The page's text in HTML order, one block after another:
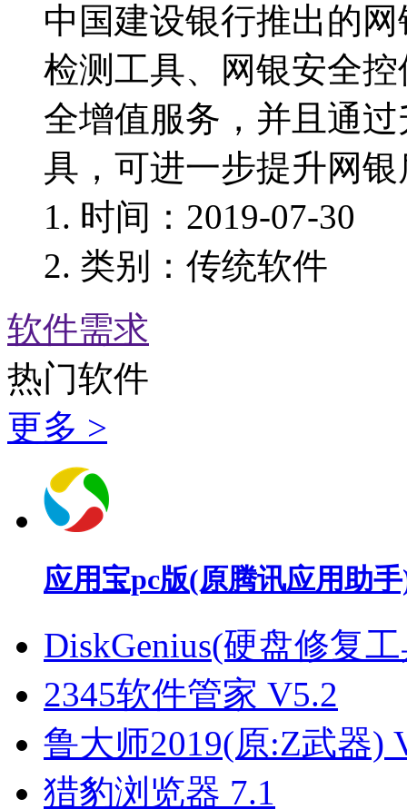
中国建设银行推出的
检测工具、网银安全
全增值服务，并且通
具，可进一步提升网
时间：2019-07-30
类别：传统软件
软件需求
热门软件
更多 >
应用宝pc版(原腾讯应用助
DiskGenius(硬盘修复
2345软件管家 V5.2
鲁大师2019(原:Z武器)
猎豹浏览器 7.1